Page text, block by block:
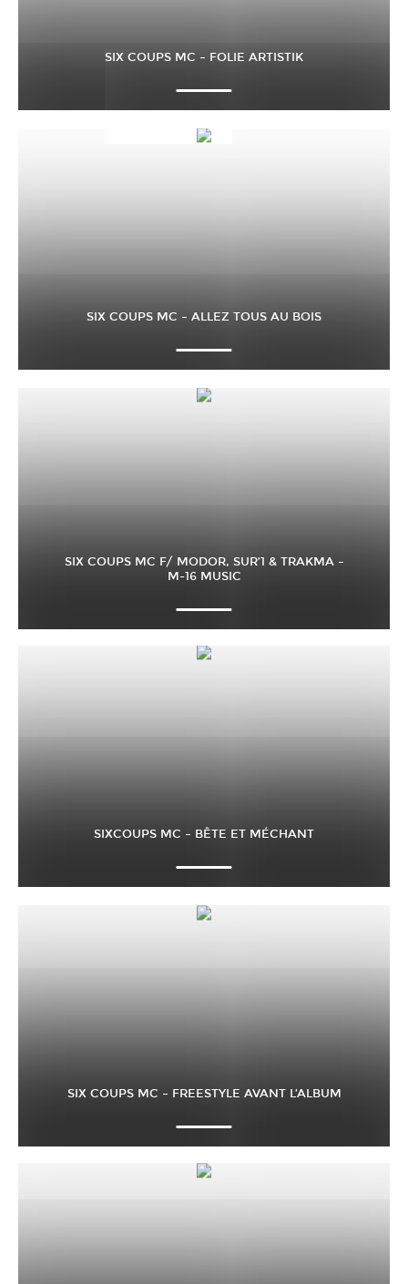
SIX COUPS MC – FOLIE ARTISTIK
SIX COUPS MC – ALLEZ TOUS AU BOIS
SIX COUPS MC F/ MODOR, SUR’1 & TRAKMA –
M-16 MUSIC
SIXCOUPS MC – BÊTE ET MÉCHANT
SIX COUPS MC – FREESTYLE AVANT L’ALBUM